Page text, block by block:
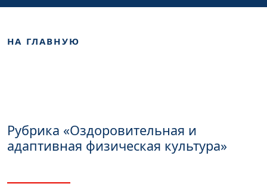
НА ГЛАВНУЮ
Рубрика «Оздоровительная и
адаптивная физическая культура»